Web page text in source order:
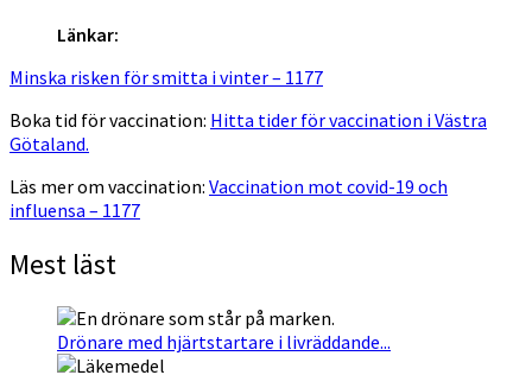
Länkar:
Minska risken för smitta i vinter – 1177
Boka tid för vaccination: Hitta tider för vaccination i Västra
Götaland.
Läs mer om vaccination: Vaccination mot covid-19 och
influensa – 1177
Mest läst
Drönare med hjärtstartare i livräddande...